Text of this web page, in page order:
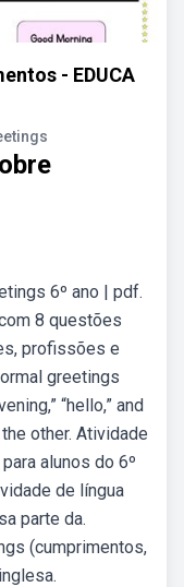
- EDUCA
6º ano | pdf.
8 questões
profissões e
greetings
“hello,” and
other. Atividade
alunos do 6º
de língua
parte da.
(cumprimentos,